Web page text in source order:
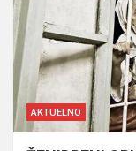
AKTUELNO